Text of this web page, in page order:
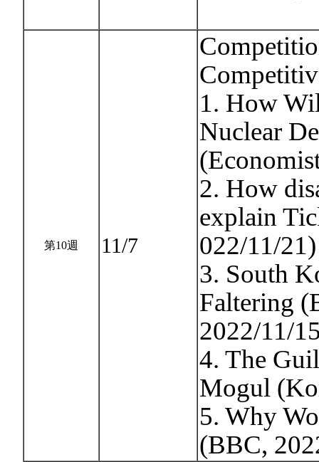
第10週 11/7
1. How
Nuclear
2. How
explain
022/11/21)
3. South
Faltering
2022/11/
4. The
Mogul
5. Why
(BBC,